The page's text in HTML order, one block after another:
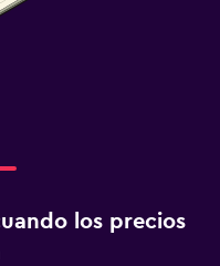
los precios